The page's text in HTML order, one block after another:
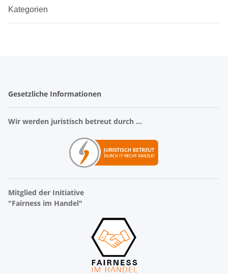
Kategorien
Gesetzliche Informationen
Wir werden juristisch betreut durch ...
Mitglied der Initiative
"Fairness im Handel"